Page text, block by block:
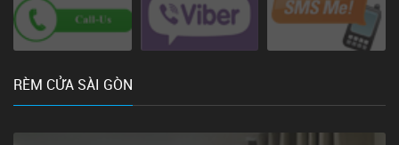
RÈM CỬA SÀI GÒN